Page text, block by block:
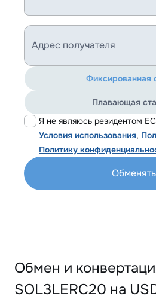
Адрес получателя
Я не являюсь резидентом
Условия использования,
Политику
Фиксированная
Плавающая
Обменять
Обмен и
SOL3LERC20 на